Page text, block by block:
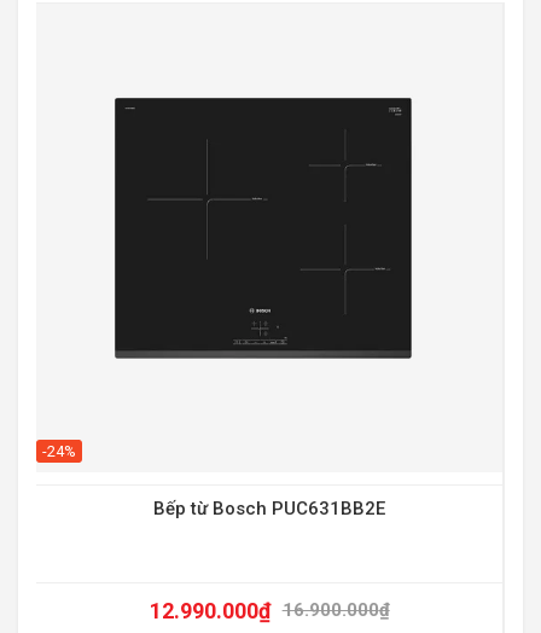
-24%
Bếp từ Bosch PUC631BB2E
16.900.000₫
12.990.000₫